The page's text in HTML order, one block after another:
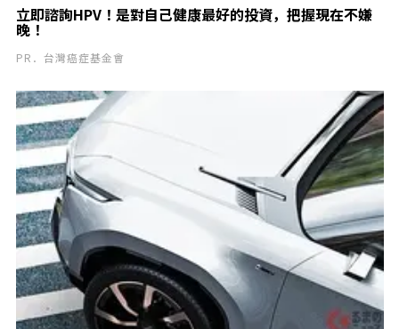
立即諮詢HPV！是對自己健康最好的投資，把握現在不嫌
晚！
PR．台灣癌症基金會